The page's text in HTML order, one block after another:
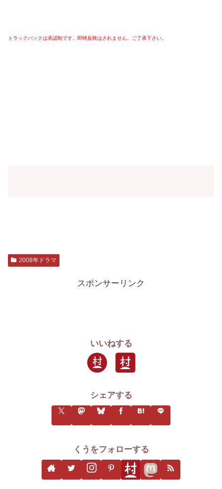
トラックバックは承認制です。即時反映はされません。ご了承下さい。
2008年ドラマ
スポンサーリンク
いいねする
シェアする
くうをフォローする